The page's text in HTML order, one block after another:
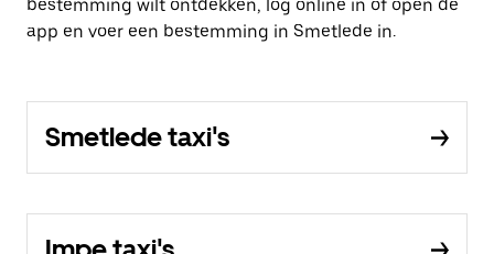
bestemming wilt ontdekken, log online in of open de
app en voer een bestemming in Smetlede in.
Smetlede taxi's